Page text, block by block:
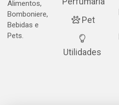
Alimentos,
Bomboniere,
Bebidas e
Pets.
Pet
Utilidades